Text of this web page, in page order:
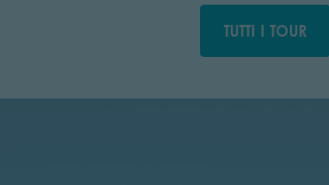
TUTTI I TOUR